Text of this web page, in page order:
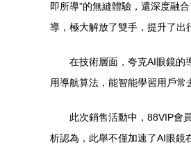
即所導”的無縫體驗，還深度融
導，極大解放了雙手，提升了出
在技術層面，夸克AI眼鏡的
用導航算法，能智能學習用戶
此次銷售活動中，88VIP會
析認為，此舉不僅加速了AI眼鏡